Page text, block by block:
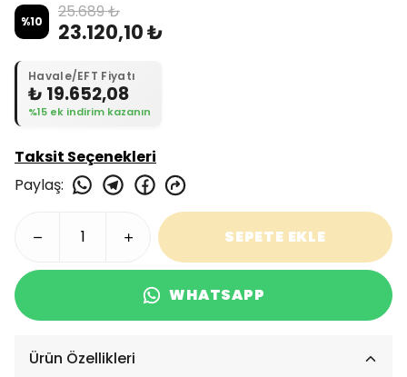
%10 25.689 ₺
23.120,10 ₺
Havale/EFT Fiyatı
₺ 19.652,08
%15 ek indirim kazanın
Taksit Seçenekleri
Paylaş:
SEPETE EKLE
WHATSAPP
Ürün Özellikleri